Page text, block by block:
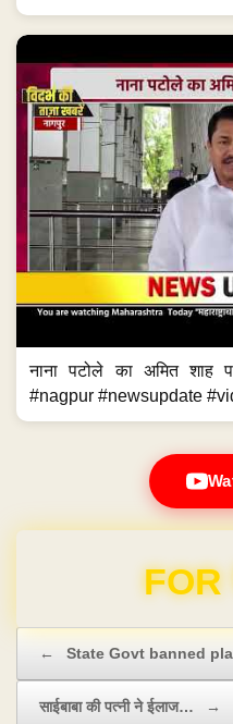
नाना पटोले का अमित शाह
#nagpur #newsupdate
Domain &
← State Govt banned
साईबाबा की पत्नी ने ईलाज… →